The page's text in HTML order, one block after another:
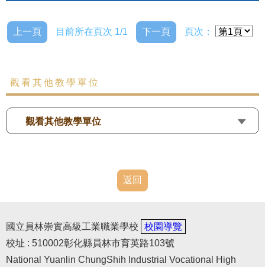
上一頁 目前所在頁次 1/1 下一頁 頁次：
觀看其他教學單位
觀看其他教學單位
返回
國立員林崇實高級工業職業學校
校園導覽
校址 : 510002彰化縣員林市育英路103號
National Yuanlin ChungShih Industrial Vocational High